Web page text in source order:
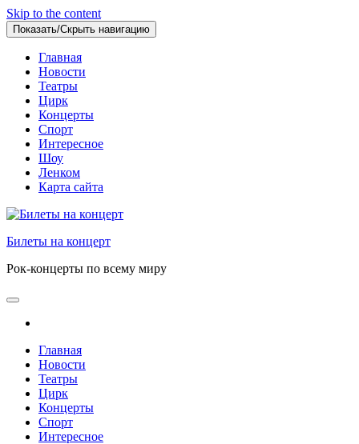
Skip to the content
Показать/Скрыть навигацию
Главная
Новости
Театры
Цирк
Концерты
Спорт
Интересное
Шоу
Ленком
Карта сайта
Билеты на концерт
Рок-концерты по всему миру
Главная
Новости
Театры
Цирк
Концерты
Спорт
Интересное